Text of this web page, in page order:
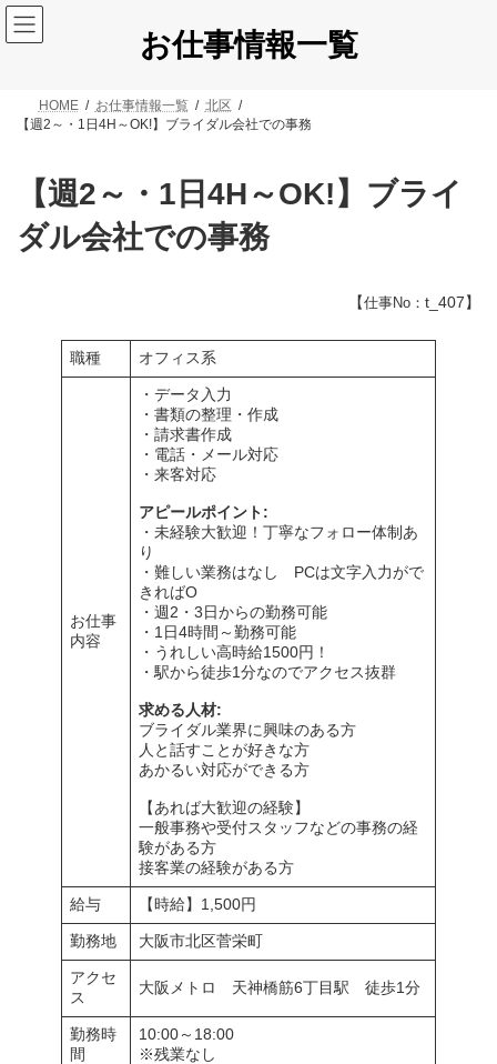
コ
ン
テ
ナ
ビ
ゲ
お仕事情報一覧
HOME お仕事情報一覧
北区
【週2～・1日4H～OK!】ブライダル会社での事務
【週2～・1日4H～OK!】ブライ
ダル会社での事務
【仕事No： t_407】
職種 オフィス系
お仕事
内容
・データ入力
・書類の整理・作成
・請求書作成
・電話・メール対応
・来客対応
アピールポイント:
・未経験大歓迎！丁寧なフォロー体制あ
り
・難しい業務はなし PCは文字入力がで
きればO
・週2・3日からの勤務可能
・1日4時間～勤務可能
・うれしい高時給1500円！
・駅から徒歩1分なのでアクセス抜群
求める人材:
ブライダル業界に興味のある方
人と話すことが好きな方
あかるい対応ができる方
【あれば大歓迎の経験】
一般事務や受付スタッフなどの事務の経
験がある方
接客業の経験がある方
給与 【時給】1,500円
勤務地 大阪市北区菅栄町
アクセ
ス
大阪メトロ 天神橋筋6丁目駅 徒歩1分
勤務時
間
10:00～18:00
※残業なし